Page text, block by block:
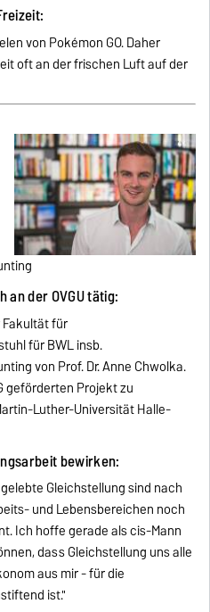
von Pokémon GO. Daher
oft an der frischen Luft auf der
an der OVGU tätig:
für
für BWL insb.
von Prof. Dr. Anne Chwolka.
geförderten Projekt zu
Luther-Universität Halle-
bewirken:
Gleichstellung sind nach
und Lebensbereichen noch
Ich hoffe gerade als cis-Mann
dass Gleichstellung uns alle
aus mir - für die
ist."